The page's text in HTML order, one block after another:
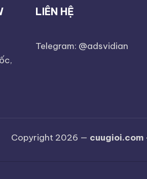
LIÊN HỆ
Telegram: @adsvidian
Copyright 2026 — cuugioi.com